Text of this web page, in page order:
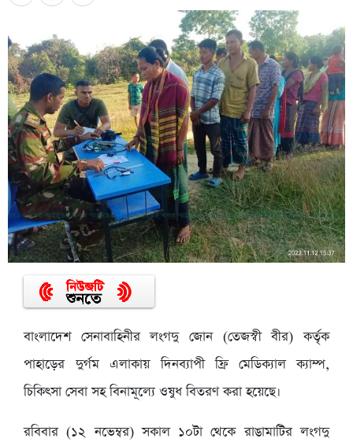
বাংলাদেশ সেনাবাহিনীর লংগদু জোন (তেজস্বী বীর) কর্তৃক
পাহাড়ের দুর্গম এলাকায় দিনব্যাপী ফ্রি মেডিক্যাল ক্যাম্প,
চিকিৎসা সেবা সহ বিনামূল্যে ওষুধ বিতরণ করা হয়েছে।
রবিবার (১২ নভেম্বর) সকাল ১০টা থেকে রাঙামাটির লংগদু